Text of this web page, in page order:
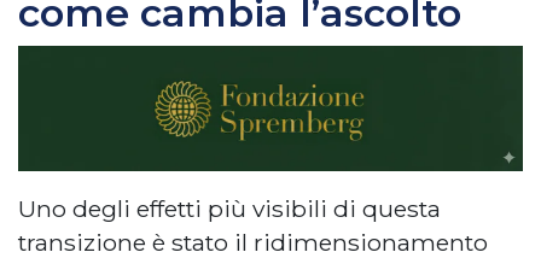
come cambia l’ascolto
Uno degli effetti più visibili di questa
transizione è stato il ridimensionamento